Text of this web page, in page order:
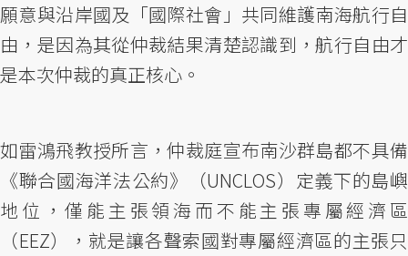
願意與沿岸國及「國際社會」共同維護南海航行自
由，是因為其從仲裁結果清楚認識到，航行自由才
是本次仲裁的真正核心。
如雷鴻飛教授所言，仲裁庭宣布南沙群島都不具備
《聯合國海洋法公約》（UNCLOS）定義下的島嶼
地位，僅能主張領海而不能主張專屬經濟區
（EEZ），就是讓各聲索國對專屬經濟區的主張只